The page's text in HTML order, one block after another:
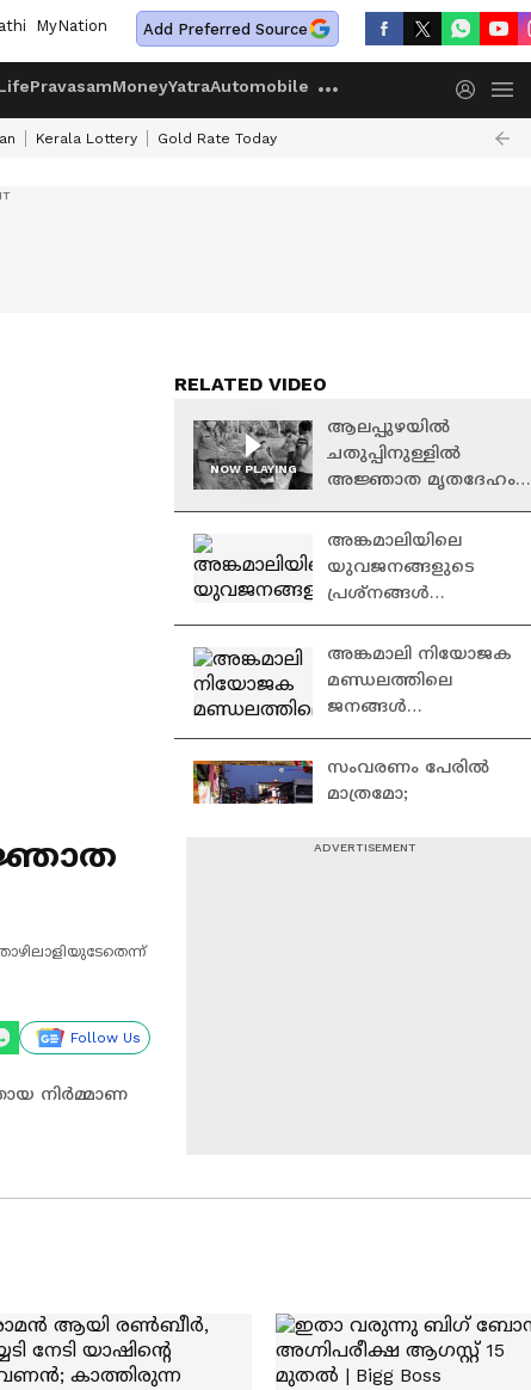
MyNation Add Preferred Source
PravasamMoneyYatraAutomobile
Kerala Lottery Gold Rate Today
Follow Us
നിര്‍മ്മാണ
RELATED VIDEO
NOW PLAYING
ആലപ്പുഴയില്‍
ചതുപ്പിനുള്ളില്‍
അജ്ഞാത മൃതദേഹം
അങ്കമാലിയിലെ
യുവജനങ്ങളുടെ
പ്രശ്നങ്ങൾ
Angamaly
അങ്കമാലി നിയോജക
മണ്ഡലത്തിലെ
ജനങ്ങൾ
സംവരണം പേരിൽ
മാത്രമോ;
മുൻഗണനയുണ്ടോ ? |
വിഷയങ്ങൾ എന്തെല്ലാം
?
കയ്പമംഗലത്ത്
തെരഞ്ഞെടുപ്പ്